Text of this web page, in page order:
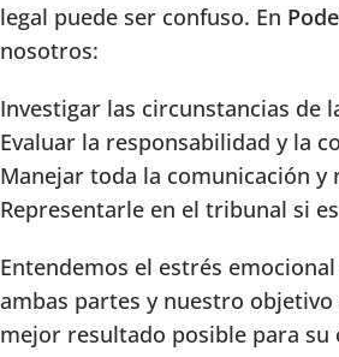
legal puede ser confuso. En
nosotros:
Investigar las circunstancias de
Evaluar la responsabilidad y la
Manejar toda la comunicación y
Representarle en el tribunal si
Entendemos el estrés
ambas partes y nuestro objetivo
mejor resultado posible para su